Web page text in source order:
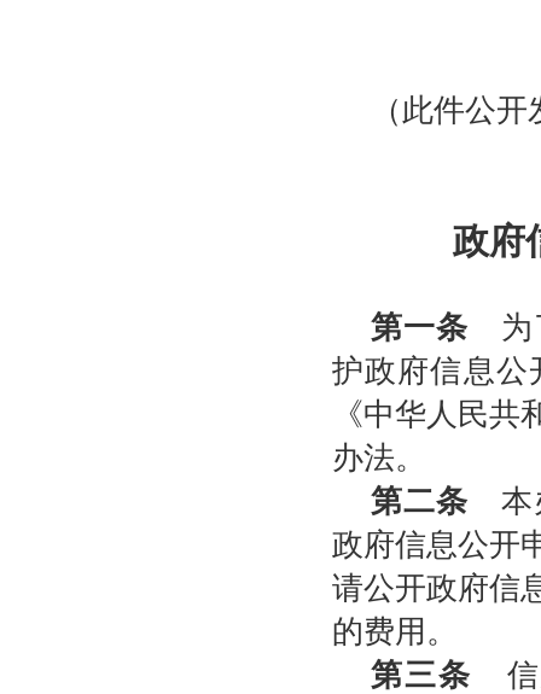
（此件公
政府
第一条 为
护政府信息公
《中华人民
办法。
第二条 本
政府信息公开
请公开政府信
的费用。
第三条 信